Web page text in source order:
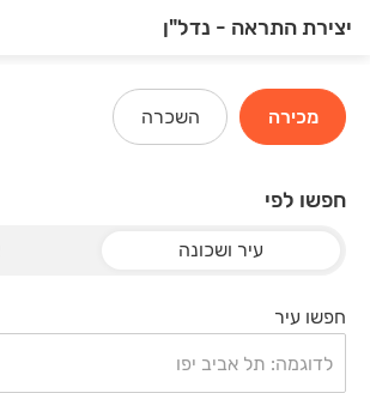
יצירת התראה - נדל"ן
מכירה השכרה
חפשו לפי
עיר ושכונה
חפשו עיר